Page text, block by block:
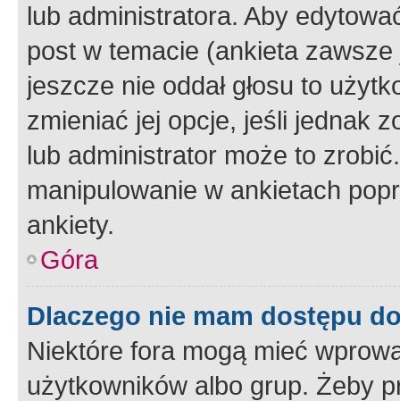
lub administratora. Aby
post w temacie (ankieta
jeszcze nie oddał głosu to
zmieniać jej opcje, jeśli jednak
lub administrator może to
manipulowanie w ankietach
ankiety.
Góra
Dlaczego nie mam dostępu
Niektóre fora mogą mieć
użytkowników albo grup. Żeby